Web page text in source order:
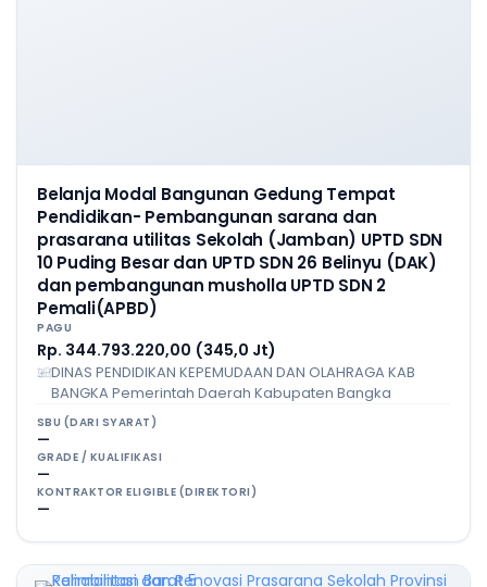
Belanja Modal Bangunan Gedung Tempat
Pendidikan- Pembangunan sarana dan
prasarana utilitas Sekolah (Jamban) UPTD SDN
10 Puding Besar dan UPTD SDN 26 Belinyu (DAK)
dan pembangunan musholla UPTD SDN 2
Pemali(APBD)
PAGU
Rp. 344.793.220,00 (345,0 Jt)
DINAS PENDIDIKAN KEPEMUDAAN DAN OLAHRAGA KAB
BANGKA Pemerintah Daerah Kabupaten Bangka
SBU (DARI SYARAT)
—
GRADE / KUALIFIKASI
—
KONTRAKTOR ELIGIBLE (DIREKTORI)
—